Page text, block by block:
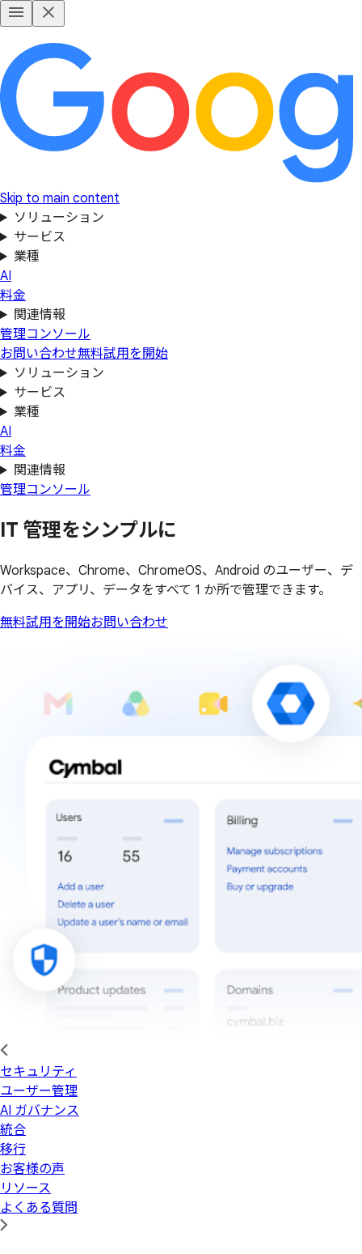
Skip to main content
ソリューション
サービス
業種
AI
料金
関連情報
管理コンソール
お問い合わせ無料試用を開始
ソリューション
サービス
業種
AI
料金
関連情報
管理コンソール
IT 管理をシンプルに
Workspace、Chrome、ChromeOS、Android のユーザー、デ
バイス、アプリ、データをすべて 1 か所で管理できます。
無料試用を開始お問い合わせ
セキュリティ
ユーザー管理
AI ガバナンス
統合
移行
お客様の声
リソース
よくある質問